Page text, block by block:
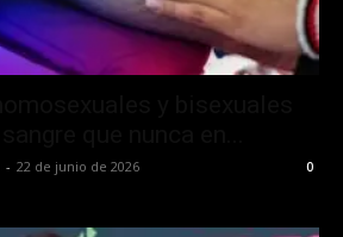
- 22 de junio de 2026 0